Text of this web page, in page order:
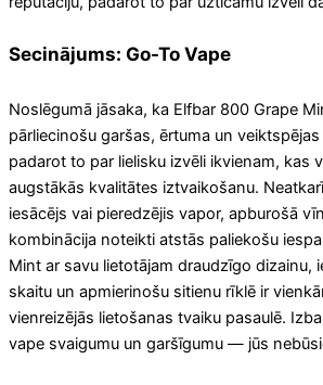
Secinājums: Go-To Vape
Noslēgumā jāsaka, ka Elfbar 800 Grape
pārliecinošu garšas, ērtuma un
padarot to par lielisku izvēli ikvienam, kas
augstākās kvalitātes iztvaikošanu.
iesācējs vai pieredzējis vapor, apburošā
kombinācija noteikti atstās paliekošu
Mint ar savu lietotājam draudzīgo dizainu,
skaitu un apmierinošu sitienu rīklē ir
vienreizējās lietošanas tvaiku pasaulē.
vape svaigumu un garšīgumu — jūs